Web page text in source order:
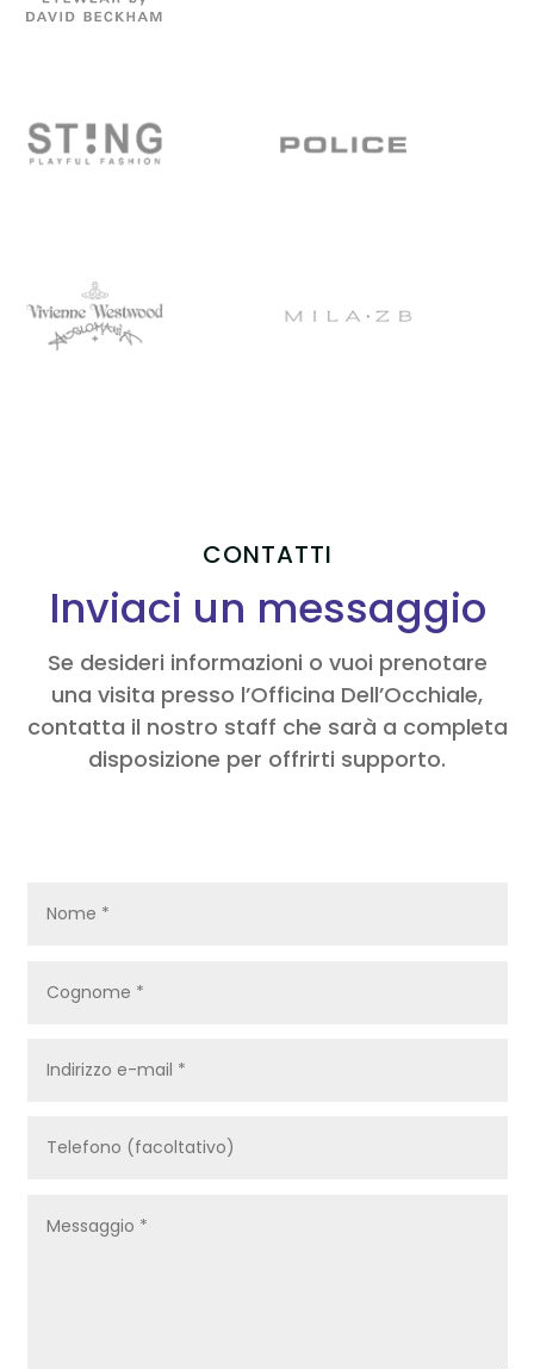
CONTATTI
Inviaci un messaggio
Se desideri informazioni o vuoi prenotare
una visita presso l’Officina Dell’Occhiale,
contatta il nostro staff che sarà a completa
disposizione per offrirti supporto.